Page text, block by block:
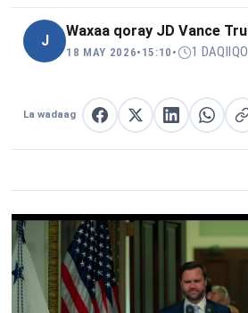
J
Waxaa qoray JD Vance
18 MAY 2026• 15:10 • 1
La wadaag La wadaag Facebook
La wadaag X
La wadaag
La